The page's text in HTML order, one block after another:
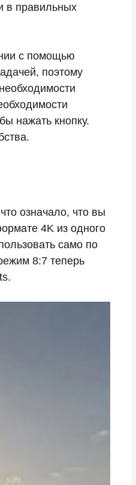
в правильных
с помощью
поэтому
нажать кнопку.
означало, что вы
4K из одного
само по
8:7 теперь